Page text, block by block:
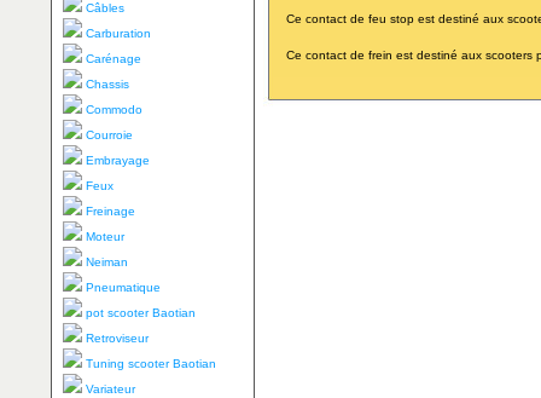
Câbles
Carburation
Carénage
Chassis
Commodo
Courroie
Embrayage
Feux
Freinage
Moteur
Neiman
Pneumatique
pot scooter Baotian
Retroviseur
Tuning scooter Baotian
Variateur
Ce contact de feu stop est destiné aux
Ce contact de frein est destiné aux scooters